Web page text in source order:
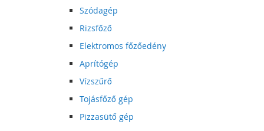
Szódagép
Rizsfőző
Elektromos főzőedény
Aprítógép
Vízszűrő
Tojásfőző gép
Pizzasütő gép